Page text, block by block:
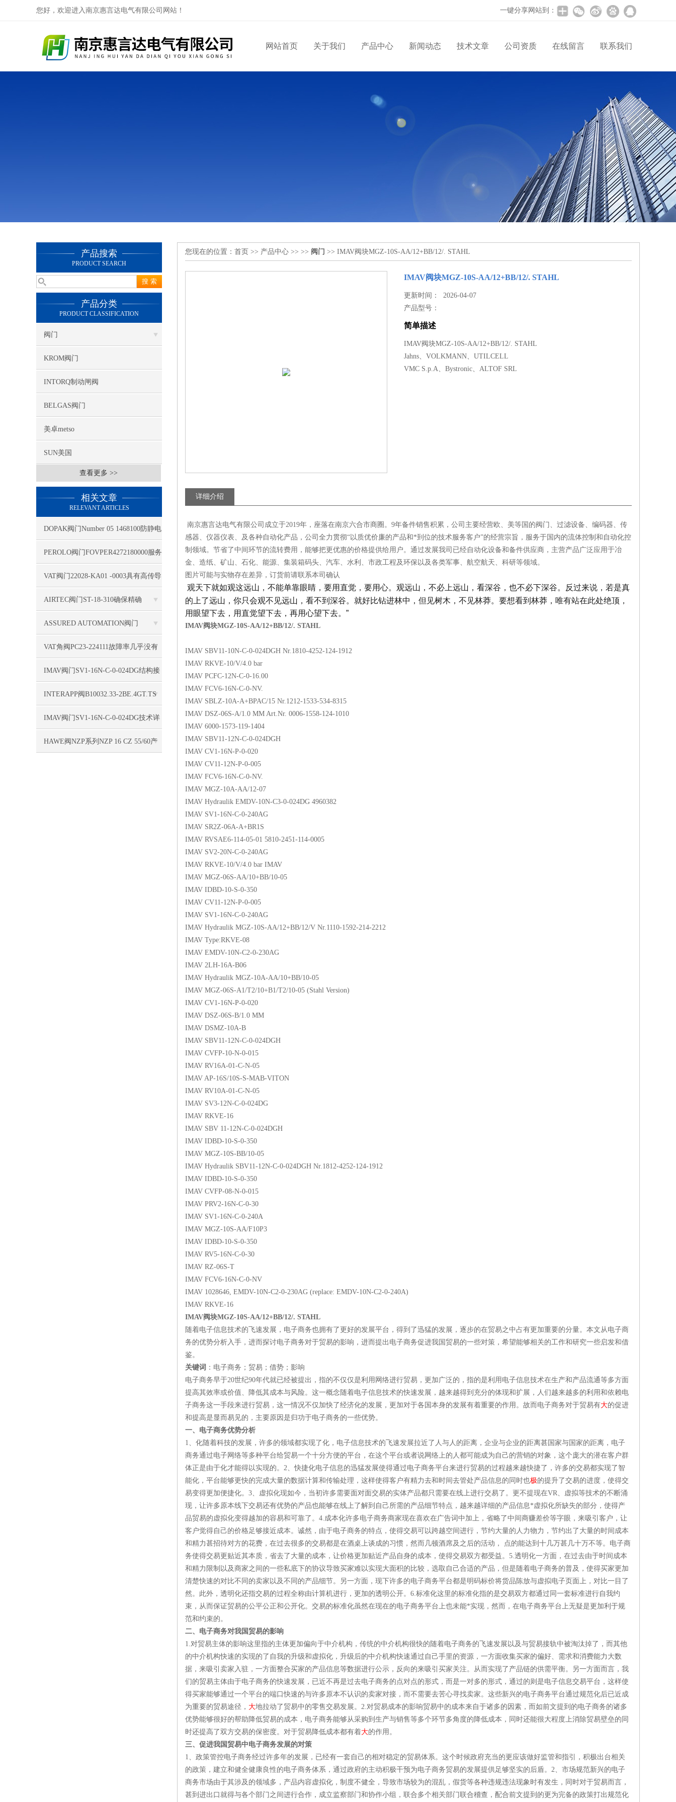
您好，欢迎进入南京惠言达电气有限公司网站！ 一键分享网站到：
网站首页 关于我们 产品中心 新闻动态 技术文章 公司资质 在线留言 联系我们
产品搜索
PRODUCT SEARCH
产品分类
PRODUCT CLASSIFICATION
阀门
KROM阀门
INTORQ制动闸阀
BELGAS阀门
美卓metso
SUN美国
查看更多 >>
相关文章
RELEVANT ARTICLES
DOPAK阀门Number 05 1468100防静电
PEROLO阀门FOVPER4272180000服务
专业
VAT阀门22028-KA01 -0003具有高传导
性
AIRTEC阀门ST-18-310确保精确
ASSURED AUTOMATION阀门
D31DAXV4B运用空气干燥设备
VAT角阀PC23-224111故障率几乎没有
IMAV阀门SV1-16N-C-0-024DG结构接
单合理
INTERAPP阀B10032.33-2BE.4GT.TS
产品详情
IMAV阀门SV1-16N-C-0-024DG技术详
情更新
HAWE阀NZP系列NZP 16 CZ 55/60产
您现在的位置： 首页 >> 产品中心 >> >> 阀门 >> IMAV阀块MGZ-10S-AA/12+BB/12/. STAHL
IMAV阀块MGZ-10S-AA/12+BB/12/. STAHL
更新时间： 2026-04-07
产品型号：
简单描述
IMAV阀块MGZ-10S-AA/12+BB/12/. STAHL
Jahns、VOLKMANN、UTILCELL
VMC S.p.A、Bystronic、ALTOF SRL
详细介绍
南京惠言达电气有限公司成立于2019年，座落在南京六合市商圈。9年备件销售积累，公司主要经营欧、美等国的阀门、过滤设备、编码器、传
感器、仪器仪表、及各种自动化产品，公司全力贯彻“以质优价廉的产品和*到位的技术服务客户”的经营宗旨，服务于国内的流体控制和自动化控
制领域。节省了中间环节的流转费用，能够把更优惠的价格提供给用户。通过发展我司已经自动化设备和备件供应商，主营产品广泛应用于冶
金、造纸、矿山、石化、能源、集装箱码头、汽车、水利、市政工程及环保以及各类军事、航空航天、科研等领域。
图片可能与实物存在差异，订货前请联系本司确认
观天下就如观这远山，不能单靠眼睛，要用直觉，要用心。观远山，不必上远山，看深谷，也不必下深谷。反过来说，若是真
的上了远山，你只会观不见远山，看不到深谷。就好比钻进林中，但见树木，不见林莽。要想看到林莽，唯有站在此处绝顶，
用眼望下去，用直觉望下去，再用心望下去。”
IMAV阀块MGZ-10S-AA/12+BB/12/. STAHL
IMAV SBV11-10N-C-0-024DGH Nr.1810-4252-124-1912
IMAV RKVE-10/V/4.0 bar
IMAV PCFC-12N-C-0-16.00
IMAV FCV6-16N-C-0-NV.
IMAV SBLZ-10A-A+BPAC/15 Nr.1212-1533-534-8315
IMAV DSZ-06S-A/1.0 MM Art.Nr. 0006-1558-124-1010
IMAV 6000-1573-119-1404
IMAV SBV11-12N-C-0-024DGH
IMAV CV1-16N-P-0-020
IMAV CV11-12N-P-0-005
IMAV FCV6-16N-C-0-NV.
IMAV MGZ-10A-AA/12-07
IMAV Hydraulik EMDV-10N-C3-0-024DG 4960382
IMAV SV1-16N-C-0-240AG
IMAV SR2Z-06A-A+BR1S
IMAV RVSAE6-114-05-01 5810-2451-114-0005
IMAV SV2-20N-C-0-240AG
IMAV RKVE-10/V/4.0 bar IMAV
IMAV MGZ-06S-AA/10+BB/10-05
IMAV IDBD-10-S-0-350
IMAV CV11-12N-P-0-005
IMAV SV1-16N-C-0-240AG
IMAV Hydraulik MGZ-10S-AA/12+BB/12/V Nr.1110-1592-214-2212
IMAV Type:RKVE-08
IMAV EMDV-10N-C2-0-230AG
IMAV 2LH-16A-B06
IMAV Hydraulik MGZ-10A-AA/10+BB/10-05
IMAV MGZ-06S-A1/T2/10+B1/T2/10-05 (Stahl Version)
IMAV CV1-16N-P-0-020
IMAV DSZ-06S-B/1.0 MM
IMAV DSMZ-10A-B
IMAV SBV11-12N-C-0-024DGH
IMAV CVFP-10-N-0-015
IMAV RV16A-01-C-N-05
IMAV AP-16S/10S-S-MAB-VITON
IMAV RV10A-01-C-N-05
IMAV SV3-12N-C-0-024DG
IMAV RKVE-16
IMAV SBV 11-12N-C-0-024DGH
IMAV IDBD-10-S-0-350
IMAV MGZ-10S-BB/10-05
IMAV Hydraulik SBV11-12N-C-0-024DGH Nr.1812-4252-124-1912
IMAV IDBD-10-S-0-350
IMAV CVFP-08-N-0-015
IMAV PRV2-16N-C-0-30
IMAV SV1-16N-C-0-240A
IMAV MGZ-10S-AA/F10P3
IMAV IDBD-10-S-0-350
IMAV RV5-16N-C-0-30
IMAV RZ-06S-T
IMAV FCV6-16N-C-0-NV
IMAV 1028646, EMDV-10N-C2-0-230AG (replace: EMDV-10N-C2-0-240A)
IMAV RKVE-16
IMAV阀块MGZ-10S-AA/12+BB/12/. STAHL
随着电子信息技术的飞速发展，电子商务也拥有了更好的发展平台，得到了迅猛的发展，逐步的在贸易之中占有更加重要的分量。本文从电子商
务的优势分析入手，进而探讨电子商务对于贸易的影响，进而提出电子商务促进我国贸易的一些对策，希望能够相关的工作和研究一些启发和借
鉴。
关键词 ：电子商务；贸易；借势；影响
电子商务早于20世纪90年代就已经被提出，指的不仅仅是利用网络进行贸易，更加广泛的，指的是利用电子信息技术在生产和产品流通等多方面
提高其效率或价值、降低其成本与风险。这一概念随着电子信息技术的快速发展，越来越得到充分的体现和扩展，人们越来越多的利用和依赖电
子商务这一手段来进行贸易，这一情况不仅加快了经济化的发展，更加对于各国本身的发展有着重要的作用。故而电子商务对于贸易有大的促进
和提高是显而易见的，主要原因是归功于电子商务的一些优势。
一、电子商务优势分析
1、化随着科技的发展，许多的领域都实现了化，电子信息技术的飞速发展拉近了人与人的距离，企业与企业的距离甚国家与国家的距离，电子
商务通过电子网络等多种平台给贸易一个十分方便的平台，在这个平台或者说网络上的人都可能成为自己的营销的对象，这个庞大的潜在客户群
体正是由于化才能得以实现的。2、快捷化电子信息的迅猛发展使得通过电子商务平台来进行贸易的过程越来越快捷了，许多的交易都实现了智
能化，平台能够更快的完成大量的数据计算和传输处理，这样使得客户有精力去和时间去管处产品信息的同时也极的提升了交易的进度，使得交
易变得更加便捷化。3、虚拟化现如今，当初许多需要面对面交易的实体产品都只需要在线上进行交易了。更不提现在VR、虚拟等技术的不断涌
现，让许多原本线下交易还有优势的产品也能够在线上了解到自己所需的产品细节特点，越来越详细的产品信息*虚拟化所缺失的部分，使得产
品贸易的虚拟化变得越加的容易和可靠了。4.成本化许多电子商务商家现在喜欢在广告词中加上，省略了中间商赚差价等字眼，来吸引客户，让
客户觉得自己的价格足够接近成本。诚然，由于电子商务的特点，使得交易可以跨越空间进行，节约大量的人力物力，节约出了大量的时间成本
和精力甚招待对方的花费，在过去很多的交易都是在酒桌上谈成的习惯，然而几顿酒席及之后的活动， 点的能达到十几万甚几十万不等。电子商
务使得交易更贴近其本质，省去了大量的成本，让价格更加贴近产品自身的成本，使得交易双方都受益。5.透明化一方面，在过去由于时间成本
和精力限制以及商家之间的一些私底下的协议导致买家难以实现大面积的比较，选取自己合适的产品，但是随着电子商务的普及，使得买家更加
清楚快速的对比不同的卖家以及不同的产品细节。另一方面，现下许多的电子商务平台都是明码标价将货品陈放与虚拟电子页面上，对比一目了
然。此外，透明化还指交易的过程全称由计算机进行，更加的透明公开。6.标准化这里的标准化指的是交易双方都通过同一套标准进行自我约
束，从而保证贸易的公平公正和公开化。交易的标准化虽然在现在的电子商务平台上也未能*实现，然而，在电子商务平台上无疑是更加利于规
范和约束的。
二、电子商务对我国贸易的影响
1.对贸易主体的影响这里指的主体更加偏向于中介机构，传统的中介机构很快的随着电子商务的飞速发展以及与贸易接轨中被淘汰掉了，而其他
的中介机构快速的实现的了自我的升级和虚拟化，升级后的中介机构快速通过自己手里的资源，一方面收集买家的偏好、需求和消费能力大数
据，来吸引卖家入驻，一方面整合买家的产品信息等数据进行公示，反向的来吸引买家关注。从而实现了产品链的供需平衡。另一方面而言，我
们的贸易主体由于电子商务的快速发展，已近不再是过去电子商务的点对点的形式，而是一对多的形式，通过的则是电子信息交易平台，这样使
得买家能够通过一个平台的端口快速的与许多原本不认识的卖家对接，而不需要去苦心寻找卖家。这些新兴的电子商务平台通过规范化后已近成
为重要的贸易途径， 大地拉动了贸易中的零售交易发展。2.对贸易成本的影响贸易中的成本来自于诸多的因素，而如前文提到的电子商务的诸多
优势能够很好的帮助降低贸易的成本，电子商务能够从采购到生产与销售等多个环节多角度的降低成本，同时还能很大程度上消除贸易壁垒的同
时还提高了双方交易的保密度。对于贸易降低成本都有着大的作用。
三、促进我国贸易中电子商务发展的对策
1、政策管控电子商务经过许多年的发展，已经有一套自己的相对稳定的贸易体系。这个时候政府充当的更应该做好监管和指引，积极出台相关
的政策，建立和健全健康良性的电子商务体系，通过政府的主动积极干预为电子商务贸易的发展提供足够坚实的后盾。2、市场规范新兴的电子
商务市场由于其涉及的领域多，产品内容虚拟化，制度不健全，导致市场较为的混乱，假货等各种违规违法现象时有发生，同时对于贸易而言，
甚到进出口就得与各个部门之间进行合作，成立监察部门和协作小组，联合多个相关部门联合稽查，配合前文提到的更为完备的政策打出规范化